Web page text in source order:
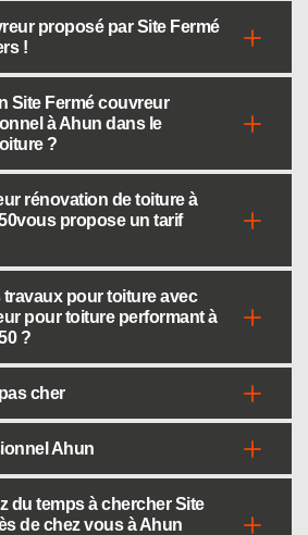
proposé par Site Fermé
!
Site Fermé couvreur
à Ahun dans le
?
rénovation de toiture à
propose un tarif
travaux pour toiture avec
pour toiture performant à
?
cher
Ahun
du temps à chercher Site
de chez vous à Ahun